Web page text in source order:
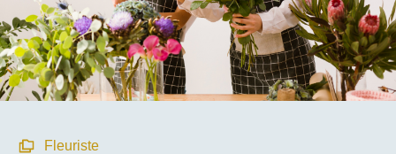
Fleuriste